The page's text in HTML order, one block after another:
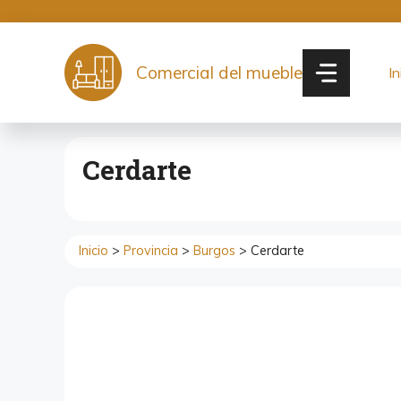
contenido
Comercial del mueble
Cerdarte
Inicio > Provincia > Burgos > Cerdarte